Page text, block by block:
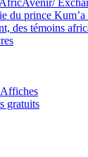
du prince
des témoins
Affiches
gratuits